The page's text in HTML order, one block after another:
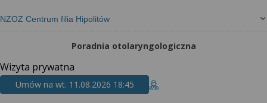
NZOZ Centrum filia Hipolitów
Poradnia otolaryngologiczna
Wizyta prywatna
Umów na wt. 11.08.2026 18:45